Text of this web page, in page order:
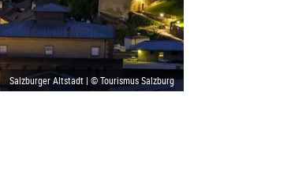
Salzburger Altstadt | © Tourismus Salzburg